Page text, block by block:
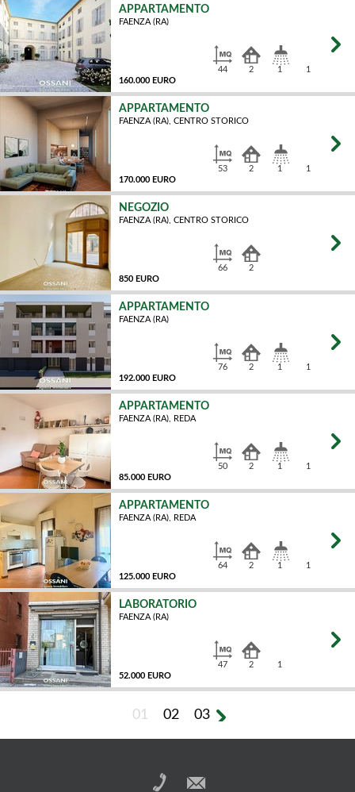
APPARTAMENTO
FAENZA (RA)
160.000 EURO
44 2 1 1
APPARTAMENTO
FAENZA (RA), CENTRO STORICO
170.000 EURO
53 2 1 1
NEGOZIO
FAENZA (RA), CENTRO STORICO
850 EURO
66 2
APPARTAMENTO
FAENZA (RA)
192.000 EURO
76 2 1 1
APPARTAMENTO
FAENZA (RA), REDA
85.000 EURO
50 2 1 1
APPARTAMENTO
FAENZA (RA), REDA
125.000 EURO
64 2 1 1
LABORATORIO
FAENZA (RA)
52.000 EURO
47
MQ
2 1
01 02 03